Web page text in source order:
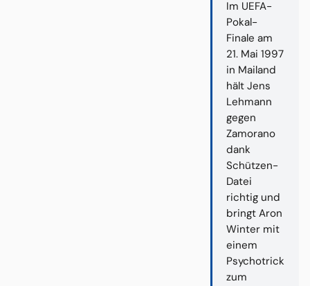
Im UEFA-
Pokal-
Finale am
21. Mai 1997
in Mailand
hält Jens
Lehmann
gegen
Zamorano
dank
Schützen-
Datei
richtig und
bringt Aron
Winter mit
einem
Psychotrick
zum